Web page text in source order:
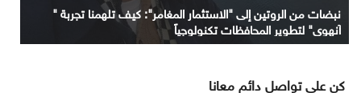
نبضات من الروتين إلى "الاستثمار المغامر": كيف تلهمنا تجربة "
آنهوي" لتطوير المحافظات تكنولوجياً
كن على تواصل دائم معانا